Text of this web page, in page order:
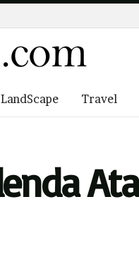
LandScape Travel